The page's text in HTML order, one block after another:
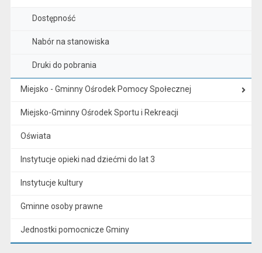
Dostępność
Nabór na stanowiska
Druki do pobrania
Miejsko - Gminny Ośrodek Pomocy Społecznej
Miejsko-Gminny Ośrodek Sportu i Rekreacji
Oświata
Instytucje opieki nad dziećmi do lat 3
Instytucje kultury
Gminne osoby prawne
Jednostki pomocnicze Gminy